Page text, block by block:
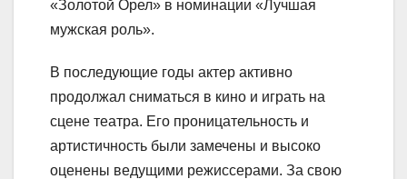
«Золотой Орел» в номинации «Лучшая
мужская роль».
В последующие годы актер активно
продолжал сниматься в кино и играть на
сцене театра. Его проницательность и
артистичность были замечены и высоко
оценены ведущими режиссерами. За свою